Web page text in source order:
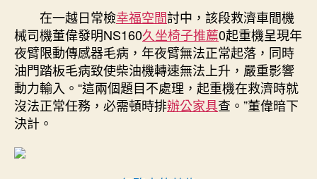
在一越日常檢幸福空間討中，該段救濟車間機
械司機董偉發明NS160久坐椅子推薦0起重機呈現年
夜臂限動傳感器毛病，年夜臂無法正常起落，同時
油門踏板毛病致使柴油機轉速無法上升，嚴重影響
動力輸入。“這兩個題目不處理，起重機在救濟時就
沒法正常任務，必需頓時排辦公家具查。”董偉暗下
決計。